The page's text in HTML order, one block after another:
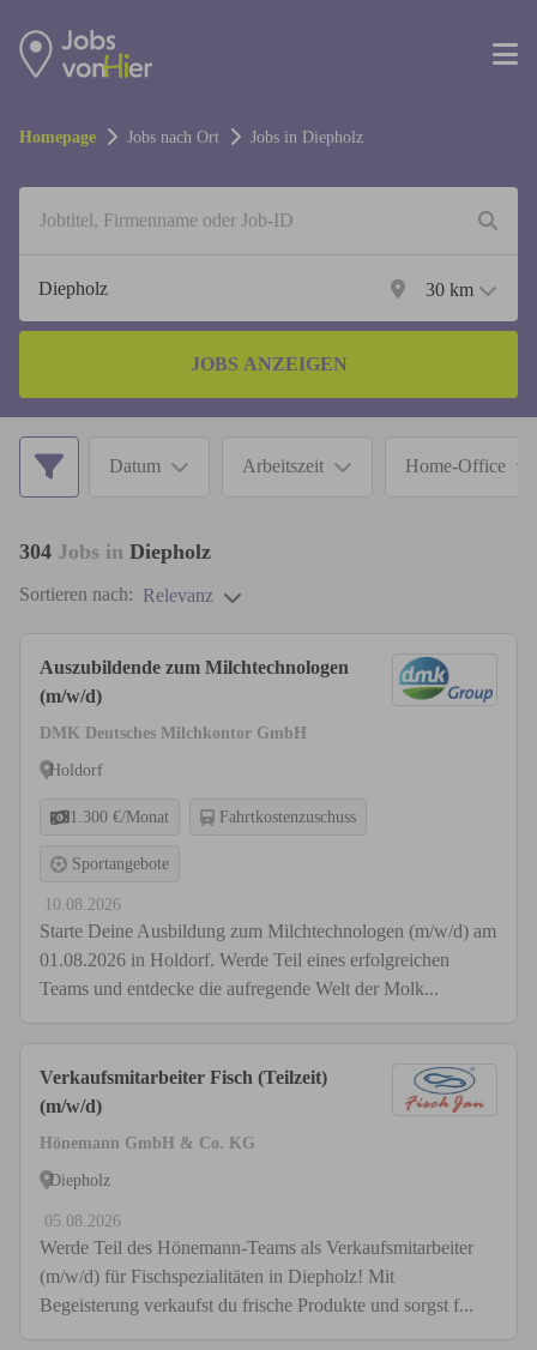
Homepage Jobs nach Ort Jobs in Diepholz
30 km
JOBS ANZEIGEN
Datum Arbeitszeit Home-Office
304 Jobs in Diepholz
Sortieren nach: Relevanz
Auszubildende zum Milchtechnologen
(m/w/d)
DMK Deutsches Milchkontor GmbH
Holdorf
1.300 €/Monat Fahrtkostenzuschuss
Sportangebote
10.08.2026
Starte Deine Ausbildung zum Milchtechnologen (m/w/d) am
01.08.2026 in Holdorf. Werde Teil eines erfolgreichen
Teams und entdecke die aufregende Welt der Molk...
Verkaufsmitarbeiter Fisch (Teilzeit)
(m/w/d)
Hönemann GmbH & Co. KG
Diepholz
05.08.2026
Werde Teil des Hönemann-Teams als Verkaufsmitarbeiter
(m/w/d) für Fischspezialitäten in Diepholz! Mit
Begeisterung verkaufst du frische Produkte und sorgst f...